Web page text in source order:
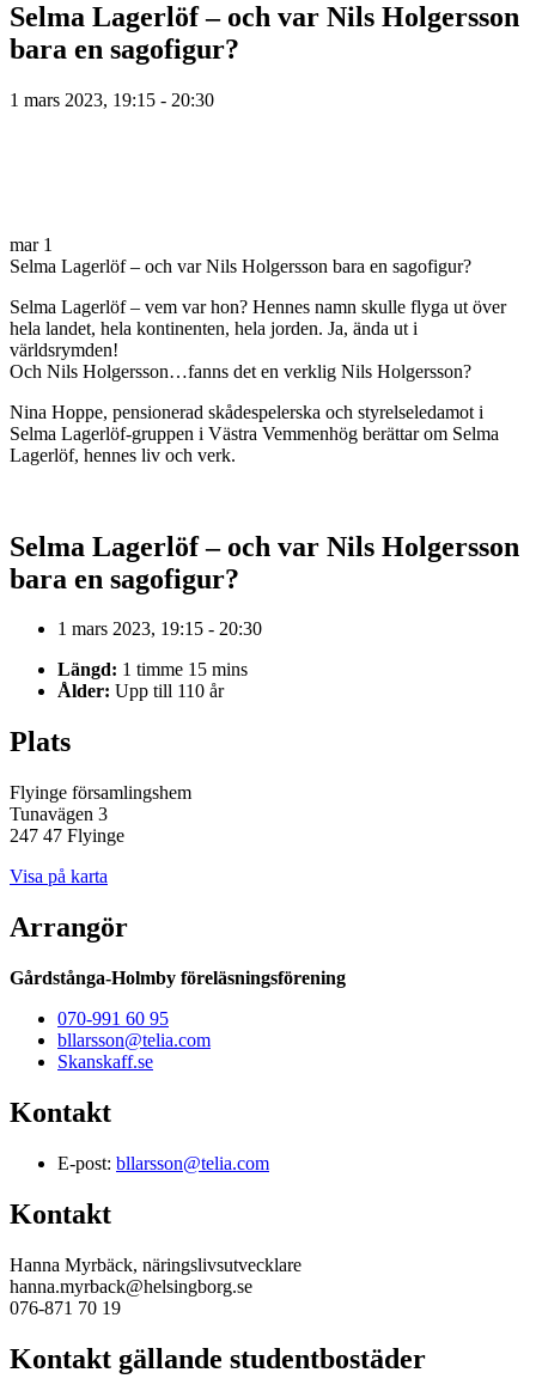
Selma Lagerlöf – och var Nils Holgersson
bara en sagofigur?
1 mars 2023, 19:15 - 20:30
mar 1
Selma Lagerlöf – och var Nils Holgersson bara en sagofigur?
Selma Lagerlöf – vem var hon? Hennes namn skulle flyga ut över
hela landet, hela kontinenten, hela jorden. Ja, ända ut i
världsrymden!
Och Nils Holgersson…fanns det en verklig Nils Holgersson?
Nina Hoppe, pensionerad skådespelerska och styrelseledamot i
Selma Lagerlöf-gruppen i Västra Vemmenhög berättar om Selma
Lagerlöf, hennes liv och verk.
Selma Lagerlöf – och var Nils Holgersson
bara en sagofigur?
1 mars 2023, 19:15 - 20:30
Längd: 1 timme 15 mins
Ålder: Upp till 110 år
Plats
Flyinge församlingshem
Tunavägen 3
247 47 Flyinge
Visa på karta
Arrangör
Gårdstånga-Holmby föreläsningsförening
070-991 60 95
bllarsson@telia.com
Skanskaff.se
Kontakt
E-post: bllarsson@telia.com
Kontakt
Hanna Myrbäck, näringslivsutvecklare
hanna.myrback@helsingborg.se
076-871 70 19
Kontakt gällande studentbostäder